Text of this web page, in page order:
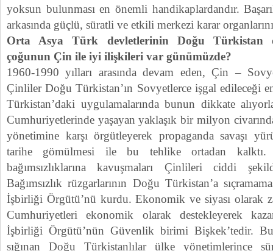
yoksun bulunması en önemli handikaplardandır.
arkasında güçlü, süratli ve etkili merkezi karar
Orta Asya Türk devletlerinin Doğu Türkistan
çoğunun Çin ile iyi ilişkileri var günümüzde?
1960-1990 yılları arasında devam eden, Çin –
Çinliler Doğu Türkistan’ın Sovyetlerce işgal edileceği
Türkistan’daki uygulamalarında bunun dikkate
Cumhuriyetlerinde yaşayan yaklaşık bir milyon
yönetimine karşı örgütleyerek propaganda savaşı
tarihe gömülmesi ile bu tehlike ortadan kalktı.
bağımsızlıklarına kavuşmaları Çinlileri ciddi
Bağımsızlık rüzgarlarının Doğu Türkistan’a
İşbirliği Örgütü’nü kurdu. Ekonomik ve siyası olarak
Cumhuriyetleri ekonomik olarak destekleyerek
İşbirliği Örgütü’nün Güvenlik birimi Bişkek’tedir.
sığınan Doğu Türkistanlılar ülke yönetimlerince